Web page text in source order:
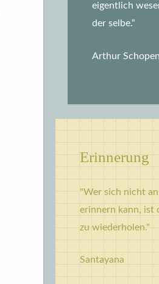
eigentlich
der selbe.“
Arthur
Erinnerung
"Wer sich nicht
erinnern kann, ist
zu wiederholen."
Santayana